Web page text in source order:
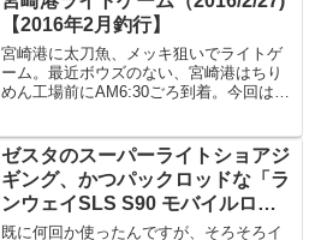
【2016年2月釣行】
宮崎港に太刀魚、メッキ狙いでライトゲ
ーム。最近ボウズのない、宮崎港はちり
めん工場前にAM6:30ごろ到着。今回は買
う事に。Buccaneer(バッカニア) Ｆｌｅｕ
ｒｅ...
ゼスタのスーパーライトショアジ
ギング、かつパックロッドな「ラ
ンウェイSLS S90 モバイルロン
グシューター」のインプレ
既に何回か使ったんですが、そろそろイ